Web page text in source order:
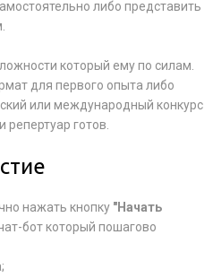
либо представить
который ему по силам.
для первого опыта либо
или международный конкурс
готов.
нажать кнопку "Начать
бот который пошагово